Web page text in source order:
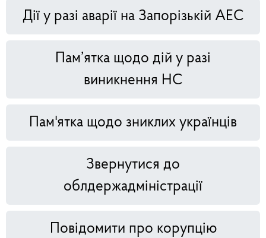
Дії у разі аварії на Запорізькій АЕС
Пам’ятка щодо дій у разі
виникнення НС
Пам'ятка щодо зниклих українців
Звернутися до
облдержадміністрації
Повідомити про корупцію